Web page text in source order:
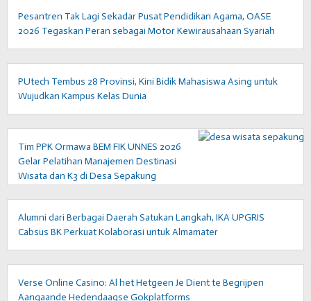
Pesantren Tak Lagi Sekadar Pusat Pendidikan Agama, OASE
2026 Tegaskan Peran sebagai Motor Kewirausahaan Syariah
PUtech Tembus 28 Provinsi, Kini Bidik Mahasiswa Asing untuk
Wujudkan Kampus Kelas Dunia
Tim PPK Ormawa BEM FIK UNNES 2026
Gelar Pelatihan Manajemen Destinasi
Wisata dan K3 di Desa Sepakung
Alumni dari Berbagai Daerah Satukan Langkah, IKA UPGRIS
Cabsus BK Perkuat Kolaborasi untuk Almamater
Verse Online Casino: Al het Hetgeen Je Dient te Begrijpen
Aangaande Hedendaagse Gokplatforms